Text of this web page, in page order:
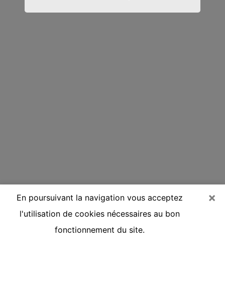
×
En poursuivant la navigation vous acceptez
l'utilisation de cookies nécessaires au bon
fonctionnement du site.